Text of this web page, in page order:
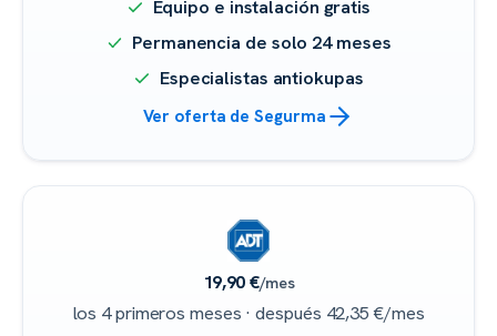
Equipo e instalación gratis
Permanencia de solo 24 meses
Especialistas antiokupas
Ver oferta de Segurma
19,90 €/mes
los 4 primeros meses · después 42,35 €/mes